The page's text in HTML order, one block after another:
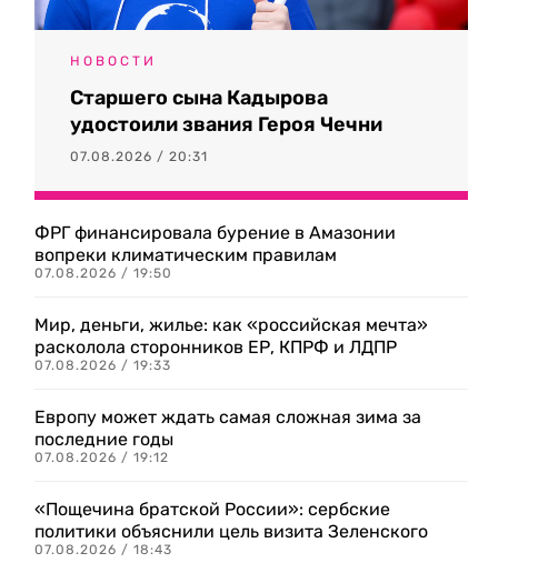
НОВОСТИ
Старшего сына Кадырова
удостоили звания Героя Чечни
07.08.2026 / 20:31
ФРГ финансировала бурение в Амазонии
вопреки климатическим правилам
07.08.2026 / 19:50
Мир, деньги, жилье: как «российская мечта»
расколола сторонников ЕР, КПРФ и ЛДПР
07.08.2026 / 19:33
Европу может ждать самая сложная зима за
последние годы
07.08.2026 / 19:12
«Пощечина братской России»: сербские
политики объяснили цель визита Зеленского
07.08.2026 / 18:43